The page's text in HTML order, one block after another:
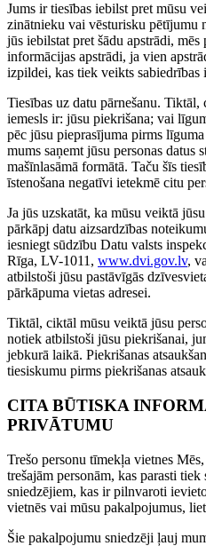
Jums ir tiesības iebilst pret mūsu
zinātnieku vai vēsturisku pētījumu
jūs iebilstat pret šādu apstrādi, mēs
informācijas apstrādi, ja vien
izpildei, kas tiek veikts sabiedrības
Tiesības uz datu pārnešanu. Tiktāl,
iemesls ir: jūsu piekrišana; vai
pēc jūsu pieprasījuma pirms
mums saņemt jūsu personas datus
mašīnlasāmā formātā. Taču šīs
īstenošana negatīvi ietekmē citu
Ja jūs uzskatāt, ka mūsu veiktā
pārkāpj datu aizsardzības
iesniegt sūdzību Datu valsts
Rīga, LV-1011, www.dvi.gov.lv,
atbilstoši jūsu pastāvīgās
pārkāpuma vietas adresei.
Tiktāl, ciktāl mūsu veiktā jūsu
notiek atbilstoši jūsu piekrišanai,
jebkurā laikā. Piekrišanas
tiesiskumu pirms piekrišanas
CITA BŪTISKA
PRIVĀTUMU
Trešo personu tīmekļa vietnes
trešajām personām, kas parasti
sniedzējiem, kas ir pilnvaroti
vietnēs vai mūsu pakalpojumus,
Šie pakalpojumu sniedzēji ļauj